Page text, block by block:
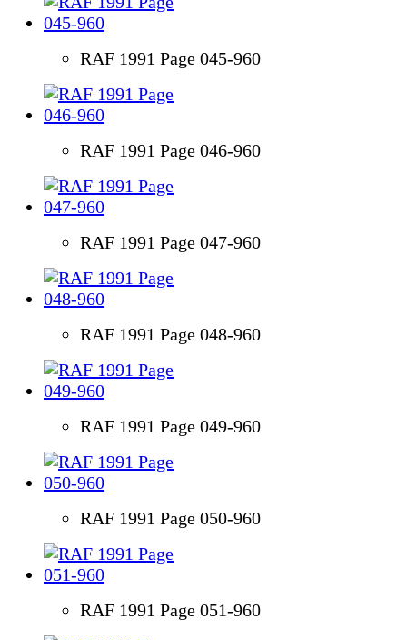
RAF 1991 Page 045-960
RAF 1991 Page 046-960
RAF 1991 Page 047-960
RAF 1991 Page 048-960
RAF 1991 Page 049-960
RAF 1991 Page 050-960
RAF 1991 Page 051-960